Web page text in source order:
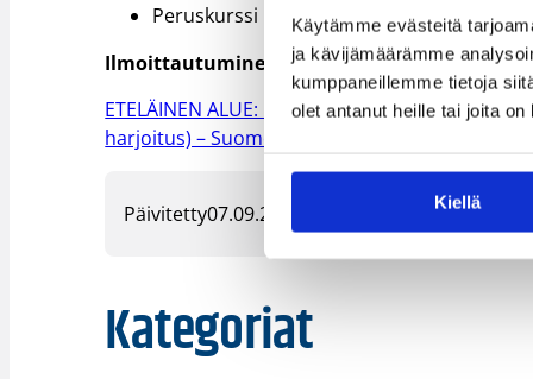
Käytämme evästeitä
ja kävijämäärämme
kumppaneillemme tietoja
olet antanut heille tai joita
Kiellä
Peruskurssi II on ilmainen kaikille
Ilmoittautuminen
ETELÄINEN ALUE: Erotuomarin peruskurssi II
harjoitus) – Suomen Koripalloliitto
Päivitetty07.09.2025
Kategoriat